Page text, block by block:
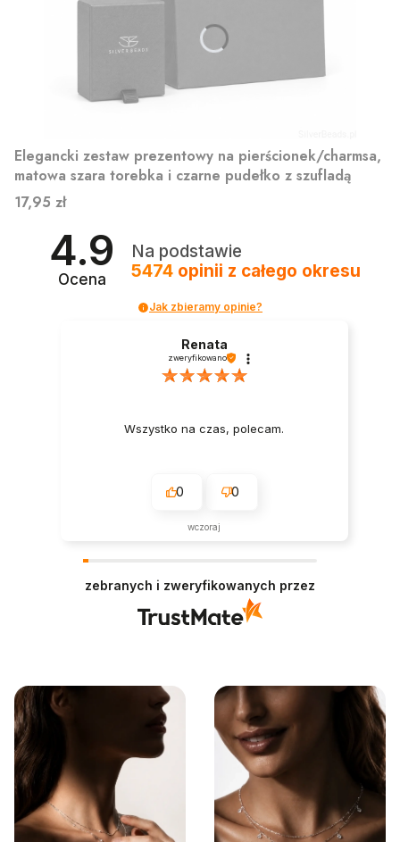
Elegancki zestaw prezentowy na pierścionek/charmsa,
matowa szara torebka i czarne pudełko z szufladą
Cena
17,95 zł
4.9
Ocena
Na podstawie
5474 opinii z całego okresu
Jak zbieramy opinie?
Renata
zweryfikowano
Wszystko na czas, polecam.
0 0
wczoraj
zebranych i zweryfikowanych przez